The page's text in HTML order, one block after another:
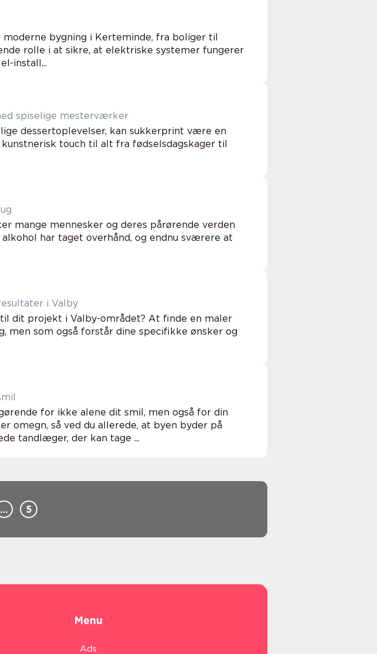
bygning i Kerteminde, fra boliger til
rolle i at sikre, at elektriske systemer fungerer
install...
spiselige mesterværker
dessertoplevelser, kan sukkerprint være en
touch til alt fra fødselsdagskager til
mange mennesker og deres pårørende verden
har taget overhånd, og endnu sværere at
i Valby
dit projekt i Valby-området? At finde en maler
men som også forstår dine specifikke ønsker og
for ikke alene dit smil, men også for din
omegn, så ved du allerede, at byen byder på
tandlæger, der kan tage ...
… 5
Menu
Ads